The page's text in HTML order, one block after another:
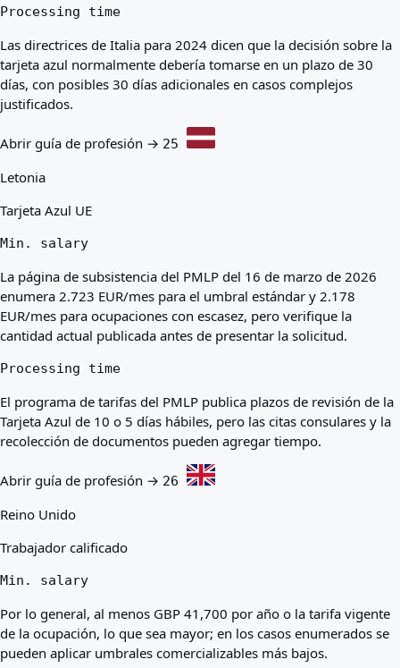
Processing time
Las directrices de Italia para 2024 dicen que la decisión sobre la
tarjeta azul normalmente debería tomarse en un plazo de 30
días, con posibles 30 días adicionales en casos complejos
justificados.
Abrir guía de profesión → 25
Letonia
Tarjeta Azul UE
Min. salary
La página de subsistencia del PMLP del 16 de marzo de 2026
enumera 2.723 EUR/mes para el umbral estándar y 2.178
EUR/mes para ocupaciones con escasez, pero verifique la
cantidad actual publicada antes de presentar la solicitud.
Processing time
El programa de tarifas del PMLP publica plazos de revisión de la
Tarjeta Azul de 10 o 5 días hábiles, pero las citas consulares y la
recolección de documentos pueden agregar tiempo.
Abrir guía de profesión → 26
Reino Unido
Trabajador calificado
Min. salary
Por lo general, al menos GBP 41,700 por año o la tarifa vigente
de la ocupación, lo que sea mayor; en los casos enumerados se
pueden aplicar umbrales comercializables más bajos.